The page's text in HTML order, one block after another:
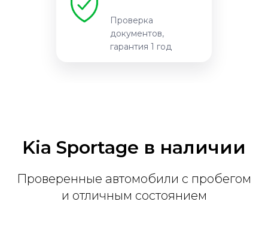
Проверка
документов,
гарантия 1 год
Kia Sportage в наличии
Проверенные автомобили с пробегом
и отличным состоянием